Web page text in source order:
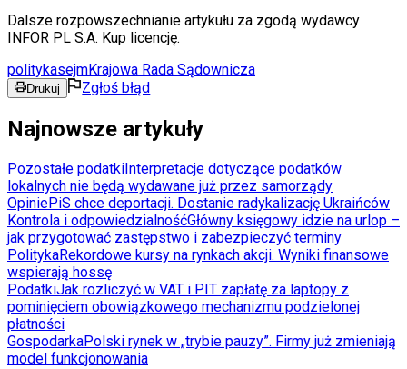
Dalsze rozpowszechnianie artykułu za zgodą wydawcy
INFOR PL S.A. Kup licencję.
politykasejmKrajowa Rada Sądownicza
Drukuj Zgłoś błąd
Najnowsze artykuły
Pozostałe podatki Interpretacje dotyczące podatków
lokalnych nie będą wydawane już przez samorządy
OpiniePiS chce deportacji. Dostanie radykalizację Ukraińców
Kontrola i odpowiedzialnośćGłówny księgowy idzie na urlop –
jak przygotować zastępstwo i zabezpieczyć terminy
PolitykaRekordowe kursy na rynkach akcji. Wyniki finansowe
wspierają hossę
PodatkiJak rozliczyć w VAT i PIT zapłatę za laptopy z
pominięciem obowiązkowego mechanizmu podzielonej
płatności
GospodarkaPolski rynek w „trybie pauzy”. Firmy już zmieniają
model funkcjonowania